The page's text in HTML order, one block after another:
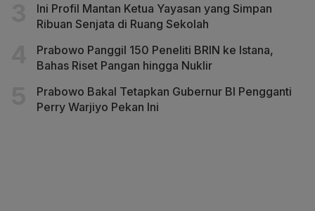
Ini Profil Mantan Ketua Yayasan yang Simpan
Ribuan Senjata di Ruang Sekolah
Prabowo Panggil 150 Peneliti BRIN ke Istana,
Bahas Riset Pangan hingga Nuklir
Prabowo Bakal Tetapkan Gubernur BI Pengganti
Perry Warjiyo Pekan Ini